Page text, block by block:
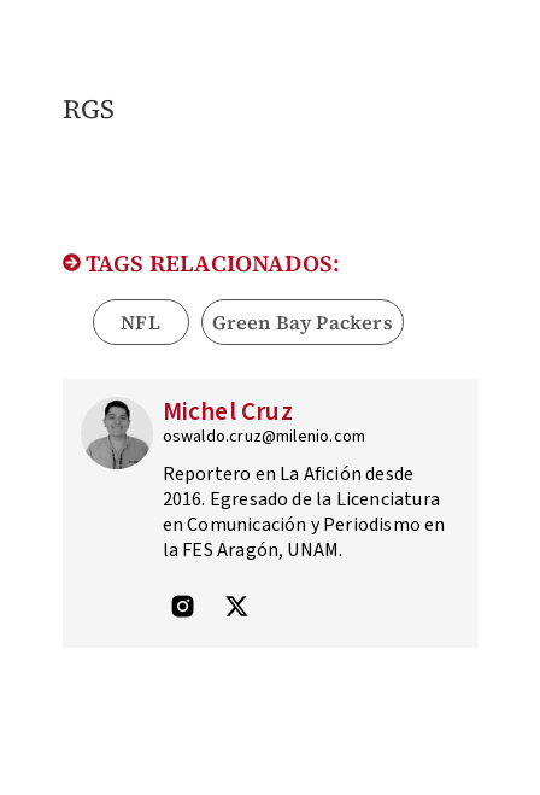
RGS
TAGS RELACIONADOS:
NFL Green Bay Packers
Michel Cruz
oswaldo.cruz@milenio.com
Reportero en La Afición desde
2016. Egresado de la Licenciatura
en Comunicación y Periodismo en
la FES Aragón, UNAM.